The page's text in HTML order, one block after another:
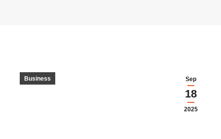
Sep
18
2025
Business